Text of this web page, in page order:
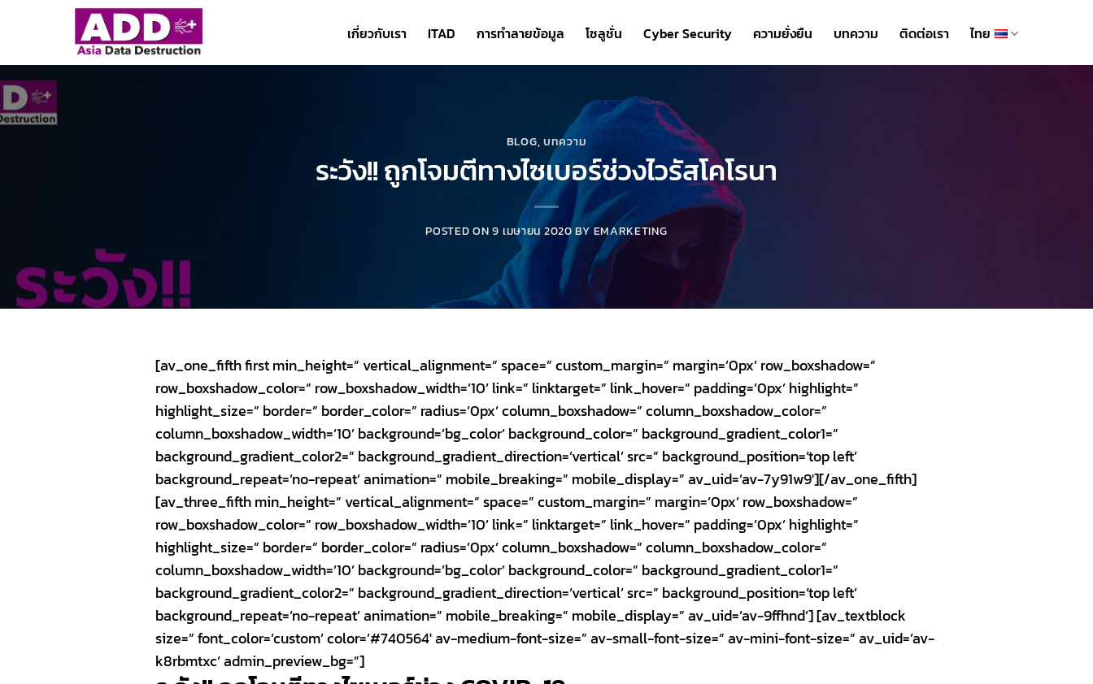
เนื้อหา
เกี่ยวกับเรา ITAD การทำลายข้อมูล โซลูชั่น Cyber Security ความยั่งยืน บทความ ติดต่อเรา ไทย
BLOG,บทความ
ระวัง!! ถูกโจมตีทางไซเบอร์ช่วงไวรัสโคโรนา
POSTED ON9 เมษายน 2020BYEMARKETING
[av_one_fifth first min_height=” vertical_alignment=” space=” custom_margin=” margin=’0px’ row_boxshadow=”
row_boxshadow_color=” row_boxshadow_width=’10’ link=” linktarget=” link_hover=” padding=’0px’ highlight=”
highlight_size=” border=” border_color=” radius=’0px’ column_boxshadow=” column_boxshadow_color=”
column_boxshadow_width=’10’ background=’bg_color’ background_color=” background_gradient_color1=”
background_gradient_color2=” background_gradient_direction=’vertical’ src=” background_position=’top left’
background_repeat=’no-repeat’ animation=” mobile_breaking=” mobile_display=” av_uid=’av-7y91w9′][/av_one_fifth]
[av_three_fifth min_height=” vertical_alignment=” space=” custom_margin=” margin=’0px’ row_boxshadow=”
row_boxshadow_color=” row_boxshadow_width=’10’ link=” linktarget=” link_hover=” padding=’0px’ highlight=”
highlight_size=” border=” border_color=” radius=’0px’ column_boxshadow=” column_boxshadow_color=”
column_boxshadow_width=’10’ background=’bg_color’ background_color=” background_gradient_color1=”
background_gradient_color2=” background_gradient_direction=’vertical’ src=” background_position=’top left’
background_repeat=’no-repeat’ animation=” mobile_breaking=” mobile_display=” av_uid=’av-9ffhnd’] [av_textblock
size=” font_color=’custom’ color=’#740564′ av-medium-font-size=” av-small-font-size=” av-mini-font-size=” av_uid=’av-
k8rbmtxc’ admin_preview_bg=”]